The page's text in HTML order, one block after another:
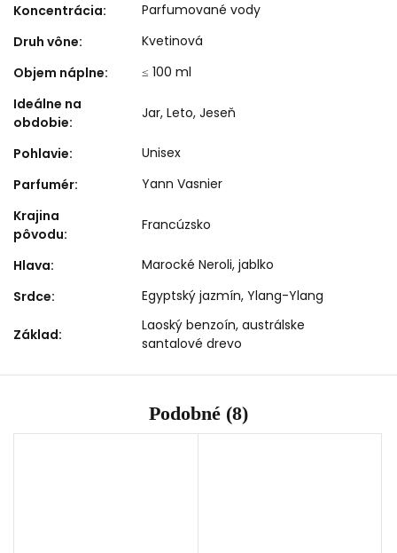
Koncentrácia:
Parfumované vody
Druh vône:
Kvetinová
Objem náplne:
≤ 100 ml
Ideálne na
obdobie:
Jar, Leto, Jeseň
Pohlavie:
Unisex
Parfumér:
Yann Vasnier
Krajina
pôvodu:
Francúzsko
Hlava:
Marocké Neroli, jablko
Srdce: Egyptský jazmín, Ylang-Ylang
Základ:
Laoský benzoín, austrálske
santalové drevo
Podobné (8)